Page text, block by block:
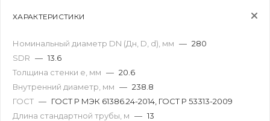
ХАРАКТЕРИСТИКИ
Номинальный диаметр DN (Дн, D, d), мм — 280
SDR — 13.6
Толщина стенки e, мм — 20.6
Внутренний диаметр, мм — 238.8
ГОСТ — ГОСТ Р МЭК 61386.24-2014, ГОСТ Р 53313-2009
Длина стандартной трубы, м — 13